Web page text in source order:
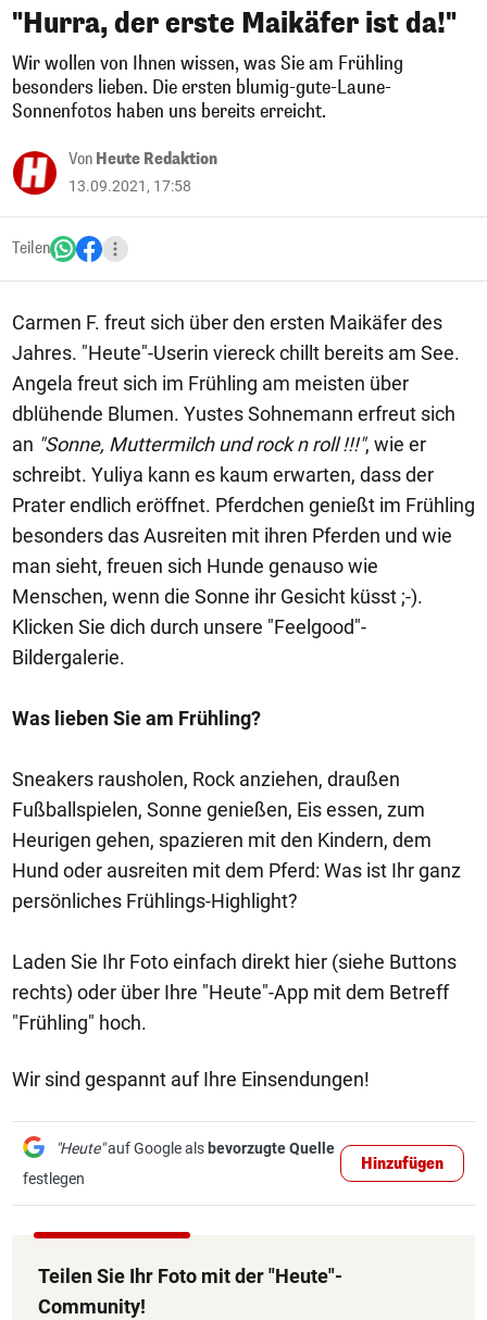
"Hurra, der erste Maikäfer ist da!"
Wir wollen von Ihnen wissen, was Sie am Frühling
besonders lieben. Die ersten blumig-gute-Laune-
Sonnenfotos haben uns bereits erreicht.
Von Heute Redaktion
13.09.2021, 17:58
Teilen
Carmen F. freut sich über den ersten Maikäfer des
Jahres. "Heute"-Userin viereck chillt bereits am See.
Angela freut sich im Frühling am meisten über
dblühende Blumen. Yustes Sohnemann erfreut sich
an "Sonne, Muttermilch und rock n roll !!!", wie er
schreibt. Yuliya kann es kaum erwarten, dass der
Prater endlich eröffnet. Pferdchen genießt im Frühling
besonders das Ausreiten mit ihren Pferden und wie
man sieht, freuen sich Hunde genauso wie
Menschen, wenn die Sonne ihr Gesicht küsst ;-).
Klicken Sie dich durch unsere "Feelgood"-
Bildergalerie.
Was lieben Sie am Frühling?
Sneakers rausholen, Rock anziehen, draußen
Fußballspielen, Sonne genießen, Eis essen, zum
Heurigen gehen, spazieren mit den Kindern, dem
Hund oder ausreiten mit dem Pferd: Was ist Ihr ganz
persönliches Frühlings-Highlight?
Laden Sie Ihr Foto einfach direkt hier (siehe Buttons
rechts) oder über Ihre "Heute"-App mit dem Betreff
"Frühling" hoch.
Wir sind gespannt auf Ihre Einsendungen!
"Heute"auf Google als bevorzugte Quelle
festlegen
Hinzufügen
Teilen Sie Ihr Foto mit der "Heute"-
Community!